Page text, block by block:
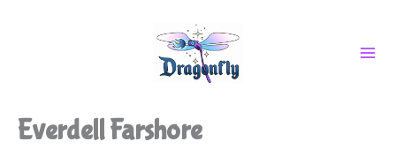
Everdell Farshore